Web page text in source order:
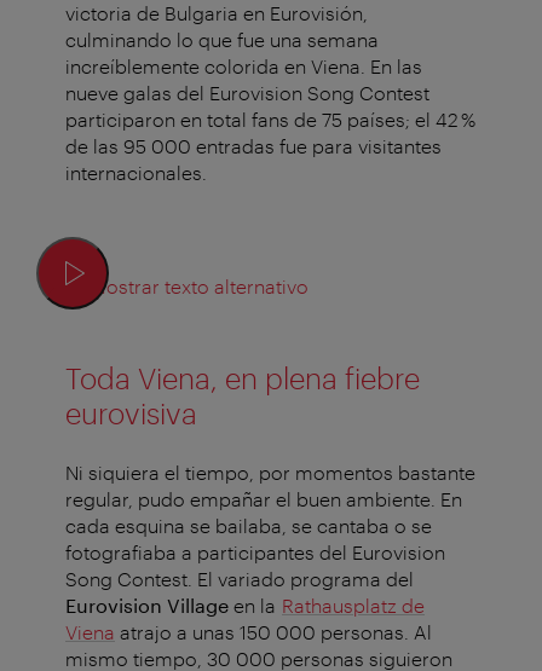
victoria de Bulgaria en Eurovisión,
culminando lo que fue una semana
increíblemente colorida en Viena. En las
nueve galas del Eurovision Song Contest
participaron en total fans de 75 países; el 42 %
de las 95 000 entradas fue para visitantes
internacionales.
Mostrar texto alternativo
Toda Viena, en plena fiebre
eurovisiva
Ni siquiera el tiempo, por momentos bastante
regular, pudo empañar el buen ambiente. En
cada esquina se bailaba, se cantaba o se
fotografiaba a participantes del Eurovision
Song Contest. El variado programa del
Eurovision Village en la Rathausplatz de
Viena atrajo a unas 150 000 personas. Al
mismo tiempo, 30 000 personas siguieron